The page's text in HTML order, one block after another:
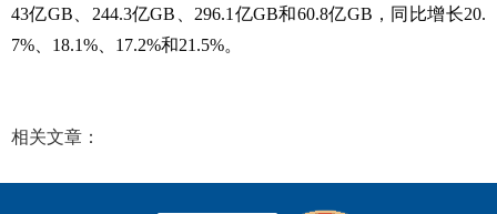
43亿GB、244.3亿GB、296.1亿GB和60.8亿GB，同比增长20.
7%、18.1%、17.2%和21.5%。
相关文章：